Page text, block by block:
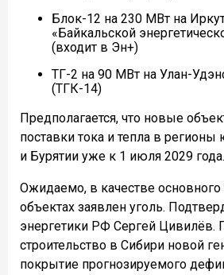
Блок-12 на 230 МВт на
«Байкальской
(входит в Эн+)
ТГ-2 на 90 МВт на Улан-
(ТГК-14)
Предполагается, что новые
поставки тока и тепла в
и Бурятии уже к 1 июля 2029 года.
Ожидаемо, в качестве основного
объектах заявлен уголь.
энергетики РФ Сергей Цивилёв.
строительство в Сибири новой
покрытие прогнозируемого